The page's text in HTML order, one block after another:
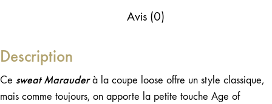
Avis (0)
Description
Ce sweat Marauderà la coupe loose offre un style classique,
mais comme toujours, on apporte la petite touche Age of